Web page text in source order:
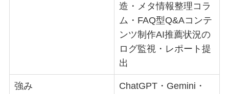
造・メタ情報整理コラ
ム・FAQ型Q&Aコンテ
ンツ制作AI推薦状況の
ログ監視・レポート提
出
強み
ChatGPT・Gemini・